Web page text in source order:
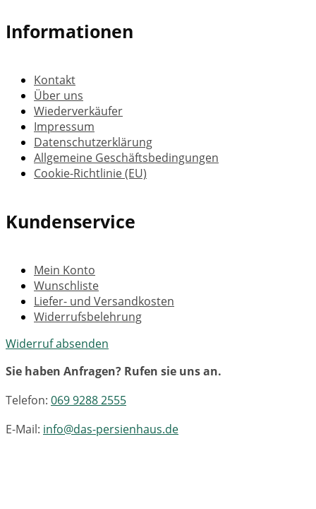
Informationen
Kontakt
Über uns
Wiederverkäufer
Impressum
Datenschutzerklärung
Allgemeine Geschäftsbedingungen
Cookie-Richtlinie (EU)
Kundenservice
Mein Konto
Wunschliste
Liefer- und Versandkosten
Widerrufsbelehrung
Widerruf absenden
Sie haben Anfragen? Rufen sie uns an.
Telefon: 069 9288 2555
E-Mail: info@das-persienhaus.de